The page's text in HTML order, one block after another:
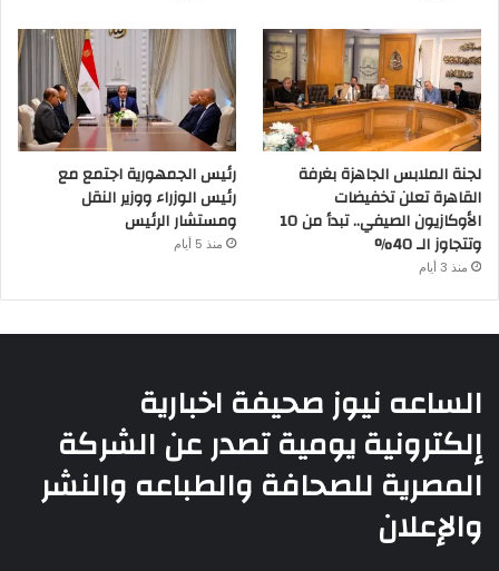
لجنة الملابس الجاهزة بغرفة
القاهرة تعلن تخفيضات
الأوكازيون الصيفي.. تبدأ من 10
وتتجاوز الـ 40%
منذ 3 أيام
رئيس الجمهورية اجتمع مع
رئيس الوزراء ووزير النقل
ومستشار الرئيس
منذ 5 أيام
الساعه نيوز صحيفة اخبارية
إلكترونية يومية تصدر عن الشركة
المصرية للصحافة والطباعه والنشر
والإعلان